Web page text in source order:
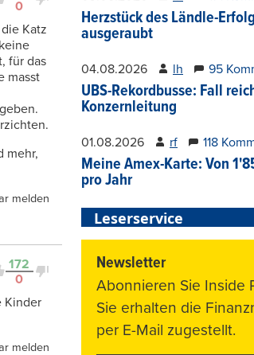
0
Katz
für das
masst
mehr,
melden
172
0
Kinder
melden
Herzstück des Ländle-
ausgeraubt
04.08.2026 lh 95
UBS-Rekordbusse: Fall
Konzernleitung
01.08.2026 rf 118
Meine Amex-Karte: Von
pro Jahr
Leserservice
Newsletter
Abonnieren Sie Inside
Sie erhalten die
per E-Mail zugestellt.